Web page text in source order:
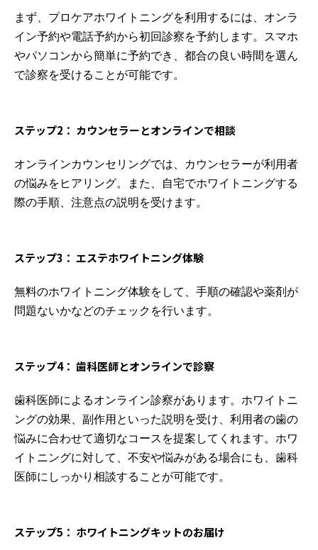
まず、プロケアホワイトニングを利用するには、オンラ
イン予約や電話予約から初回診察を予約します。スマホ
やパソコンから簡単に予約でき、都合の良い時間を選ん
で診察を受けることが可能です。
ステップ2： カウンセラーとオンラインで相談
オンラインカウンセリングでは、カウンセラーが利用者
の悩みをヒアリング。また、自宅でホワイトニングする
際の手順、注意点の説明を受けます。
ステップ3： エステホワイトニング体験
無料のホワイトニング体験をして、手順の確認や薬剤が
問題ないかなどのチェックを行います。
ステップ4： 歯科医師とオンラインで診察
歯科医師によるオンライン診察があります。ホワイトニ
ングの効果、副作用といった説明を受け、利用者の歯の
悩みに合わせて適切なコースを提案してくれます。ホワ
イトニングに対して、不安や悩みがある場合にも、歯科
医師にしっかり相談することが可能です。
ステップ5： ホワイトニングキットのお届け